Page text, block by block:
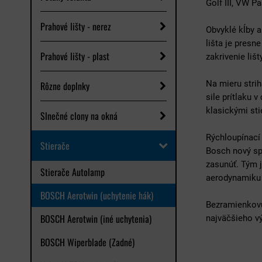
Prahové lišty - nerez
Prahové lišty - plast
Rôzne doplnky
Slnečné clony na okná
Stierače
Stierače Autolamp
BOSCH Aerotwin (uchytenie hák)
BOSCH Aerotwin (iné uchytenia)
BOSCH Wiperblade (Zadné)
Golf III, VW
Obvyklé kĺby
lišta je
zakrivenie
Na mieru
sile prítlaku v
klasickými
Bosch nový
zasunúť. Tým
aerodynamiku
najväčšieho